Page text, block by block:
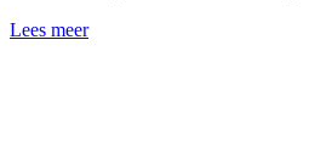
Lees meer